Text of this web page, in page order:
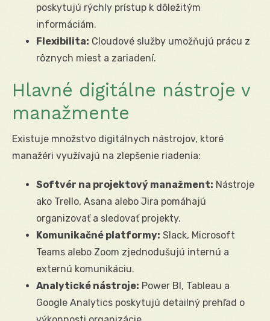
poskytujú rýchly prístup k dôležitým
informáciám.
Flexibilita: Cloudové služby umožňujú prácu z
rôznych miest a zariadení.
Hlavné digitálne nástroje v
manažmente
Existuje množstvo digitálnych nástrojov, ktoré
manažéri využívajú na zlepšenie riadenia:
Softvér na projektový manažment: Nástroje
ako Trello, Asana alebo Jira pomáhajú
organizovať a sledovať projekty.
Komunikačné platformy: Slack, Microsoft
Teams alebo Zoom zjednodušujú internú a
externú komunikáciu.
Analytické nástroje: Power BI, Tableau a
Google Analytics poskytujú detailný prehľad o